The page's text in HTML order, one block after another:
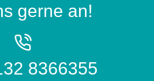
gerne an!
8366355